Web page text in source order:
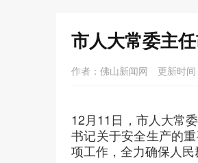
市人大常委主
作者：佛山新闻网 更新时
12月11日，市人大常
书记关于安全生产的
项工作，全力确保人民